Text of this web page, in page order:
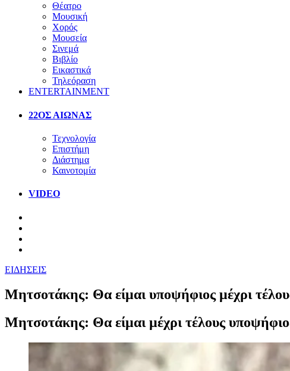
Θέατρο
Μουσική
Χορός
Μουσεία
Σινεμά
Βιβλίο
Εικαστικά
Τηλεόραση
ENTERTAINMENT
22ΟΣ ΑΙΩΝΑΣ
Τεχνολογία
Επιστήμη
Διάστημα
Καινοτομία
VIDEO
ΕΙΔΗΣΕΙΣ
Μητσοτάκης: Θα είμαι υποψήφιος μέχρι
Μητσοτάκης: Θα είμαι μέχρι τέλους